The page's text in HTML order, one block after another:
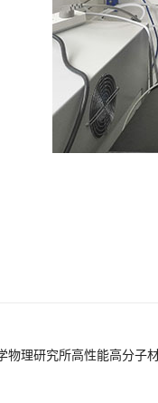
理研究所高性能高分子